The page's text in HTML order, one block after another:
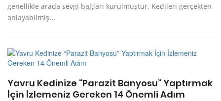
genellikle arada sevgi bağları kurulmuştur. Kedileri gerçekten
anlayabilmiş...
Yavru Kedinize “Parazit Banyosu” Yaptırmak
İçin İzlemeniz Gereken 14 Önemli Adım